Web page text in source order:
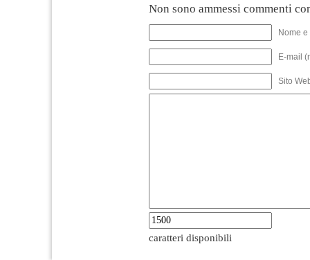
Non sono ammessi commenti
Nome
E-mail
Sito
caratteri disponibili